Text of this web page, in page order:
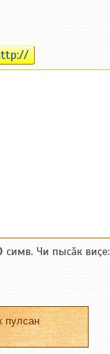
симв. Чи пысӑк виҫе:
пулсан